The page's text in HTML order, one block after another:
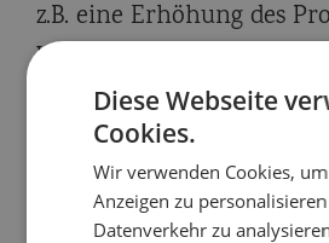
z.B. eine Erhöhung des
Veränderungen in der
Gehalten an
Chlorid und Retinol
(Albuquerque et al. 1998;
Diese Webseite
Cookies.
Wir verwenden Cookies,
Anzeigen zu
Datenverkehr zu